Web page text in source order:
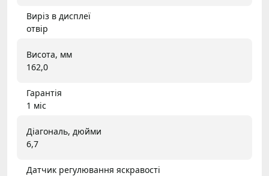
Виріз в дисплеї
отвір
Висота, мм
162,0
Гарантія
1 міс
Діагональ, дюйми
6,7
Датчик регулювання яскравості